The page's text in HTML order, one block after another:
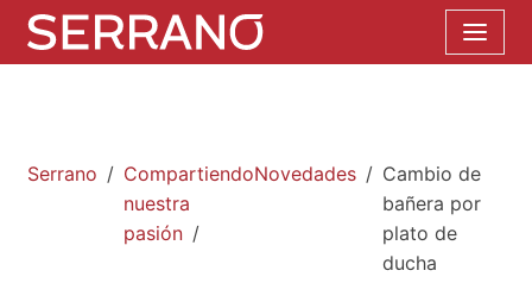
Serrano
Compartiendo
nuestra
pasión
Novedades
Cambio de
bañera por
plato de
ducha